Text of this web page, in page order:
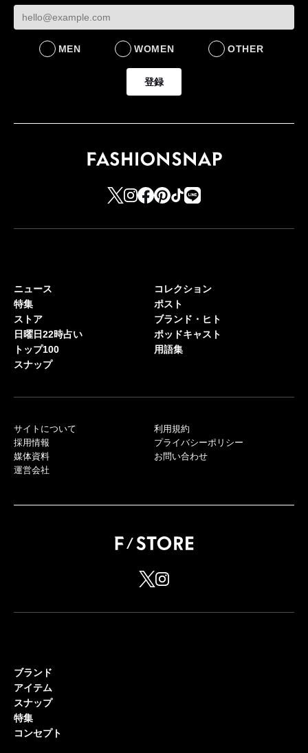
BUSINESS
MEN WOMEN OTHER
登録
ニュース
特集
ストア
日曜日22時占い
トップ100
スナップ
コレクション
ポスト
ブランド・ヒト
ポッドキャスト
用語集
サイトについて
採用情報
媒体資料
運営会社
利用規約
プライバシーポリシー
お問い合わせ
ブランド
アイテム
スナップ
特集
コンセプト